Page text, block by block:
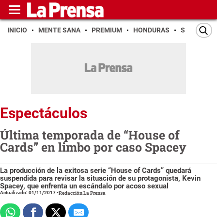
INICIO MENTE SANA PREMIUM HONDURAS SAN PEDRO
Espectáculos
Última temporada de “House of
Cards” en limbo por caso Spacey
La producción de la exitosa serie “House of Cards” quedará
suspendida para revisar la situación de su protagonista, Kevin
Spacey, que enfrenta un escándalo por acoso sexual
Actualizado: 01/11/2017-Redacción La Prensa